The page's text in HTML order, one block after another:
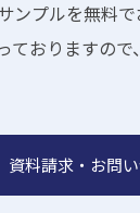
ンプルを無料で
ておりますの
資料請求・お問